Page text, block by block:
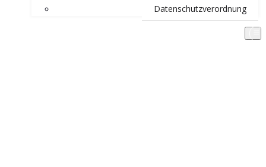
Datenschutzverordnung